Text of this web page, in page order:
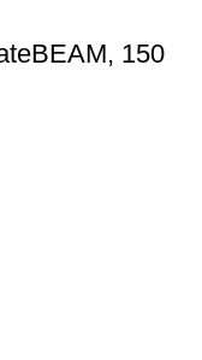
150